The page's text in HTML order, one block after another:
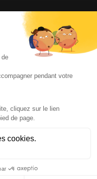
droits réservés
Réalisation Isomorph